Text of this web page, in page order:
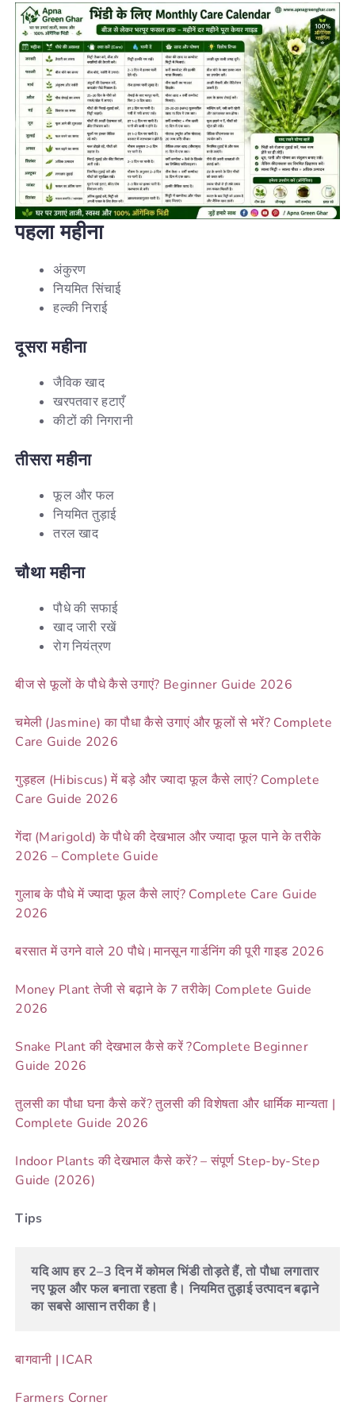
पहलामहीना
अंकुरण
नियमित सिंचाई
हल्की निराई
दूसरा महीना
जैविक खाद
खरपतवार हटाएँ
कीटों की निगरानी
तीसरा महीना
फूल और फल
नियमित तुड़ाई
तरल खाद
चौथा महीना
पौधे की सफाई
खाद जारी रखें
रोग नियंत्रण
बीज से फूलों के पौधे कैसे उगाएं? Beginner Guide 2026
चमेली (Jasmine) का पौधा कैसे उगाएं और फूलों से भरें? Complete
Care Guide 2026
गुड़हल (Hibiscus) में बड़े और ज्यादा फूल कैसे लाएं? Complete
Care Guide 2026
गेंदा (Marigold) के पौधे की देखभाल और ज्यादा फूल पाने के तरीके
2026 – Complete Guide
गुलाब के पौधे में ज्यादा फूल कैसे लाएं? Complete Care Guide
2026
बरसात में उगने वाले 20 पौधे।मानसून गार्डनिंग की पूरी गाइड 2026
Money Plant तेजी से बढ़ाने के 7 तरीके| Complete Guide
2026
Snake Plant की देखभाल कैसे करें ?Complete Beginner
Guide 2026
तुलसी का पौधा घना कैसे करें? तुलसी की विशेषता और धार्मिक मान्यता |
Complete Guide 2026
Indoor Plants की देखभाल कैसे करें? – संपूर्ण Step-by-Step
Guide (2026)
Tips
यदि आप हर 2–3 दिन में कोमल भिंडी तोड़ते हैं, तो पौधा लगातार
नए फूल और फल बनाता रहता है। नियमित तुड़ाई उत्पादन बढ़ाने
का सबसे आसान तरीका है।
बागवानी | ICAR
Farmers Corner